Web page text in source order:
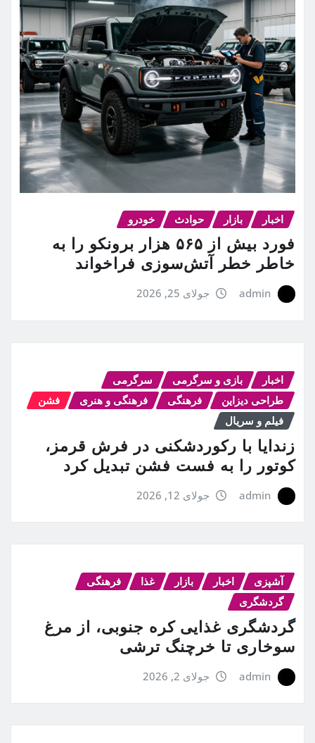
اخبار بازار حوادث خودرو
فورد بیش از ۵۶۵ هزار برونکو را به
خاطر خطر آتش‌سوزی فراخواند
admin جولای 25, 2026
اخبار بازی و سرگرمی
سرگرمی
طراحی دیزاین
فرهنگی فرهنگی و هنری
فشن
فیلم و سریال
زندایا با رکوردشکنی در فرش قرمز،
کوتور را به فست فشن تبدیل کرد
admin جولای 12, 2026
آشپزی اخبار بازار غذا
فرهنگی
گردشگری
گردشگری غذایی کره جنوبی، از مرغ
سوخاری تا خرچنگ ترشی
admin جولای 2, 2026